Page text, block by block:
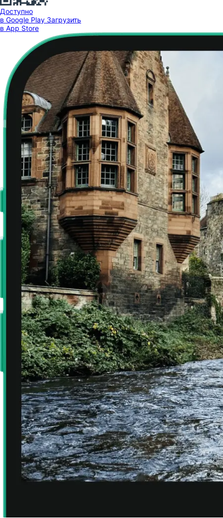
Доступно
в Google Play Загрузить
в App Store